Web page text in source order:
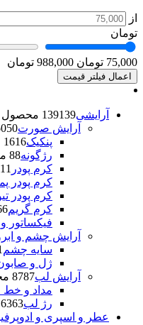
از
تومان
75,000 تومان 988,000 تومان
اعمال فیلتر قیمت
آرایشی 139139 محصول
آرایش صورت50 محصول
پنکیک
1616 محصول
رژگونه 88 محصول
کرم پودر
1 1 محصولات
کرم پودر
کرم پودر
کرم گریم6 محصول
فیکساتور
آرایش چشم و
سایه چشم 1
ژل و
آرایش لب
8787 محصول
مداد و
رژ لب
6363 محصول
عطر و اسپری و